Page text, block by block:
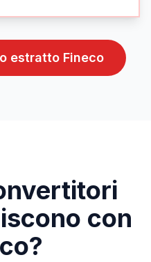
estratto Fineco
con
?